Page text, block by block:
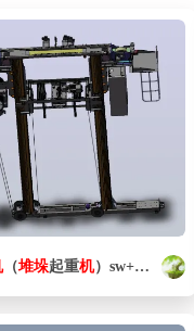
（堆垛起重机）sw+cad